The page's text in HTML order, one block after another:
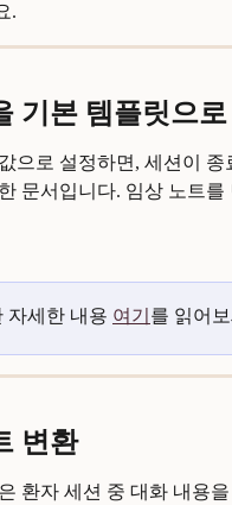
.
기본 템플릿으
으로 설정하면, 세션이
문서입니다. 임상 노트
자세한 내용 여기 를 읽어
변환
환자 세션 중 대화 내용